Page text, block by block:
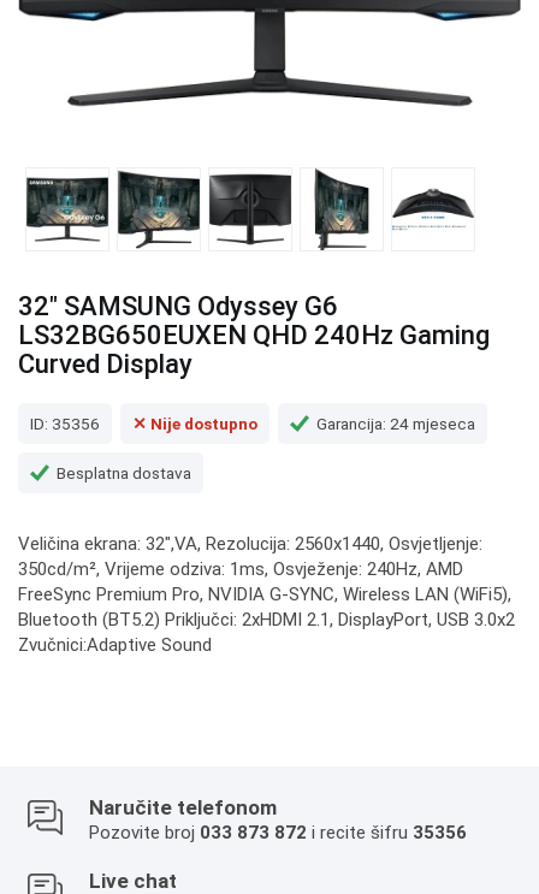
32" SAMSUNG Odyssey G6
LS32BG650EUXEN QHD 240Hz Gaming
Curved Display
ID: 35356 ✕ Nije dostupno Garancija: 24 mjeseca
Besplatna dostava
Veličina ekrana: 32",VA, Rezolucija: 2560x1440, Osvjetljenje:
350cd/m², Vrijeme odziva: 1ms, Osvježenje: 240Hz, AMD
FreeSync Premium Pro, NVIDIA G-SYNC, Wireless LAN (WiFi5),
Bluetooth (BT5.2) Priključci: 2xHDMI 2.1, DisplayPort, USB 3.0x2
Zvučnici:Adaptive Sound
Naručite telefonom
Pozovite broj 033 873 872 i recite šifru 35356
Live chat